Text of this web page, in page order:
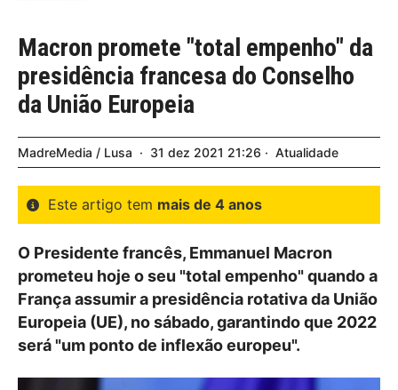
Macron promete "total empenho" da
presidência francesa do Conselho
da União Europeia
MadreMedia / Lusa 31 dez 2021 21:26 Atualidade
Este artigo tem mais de 4 anos
O Presidente francês, Emmanuel Macron
prometeu hoje o seu "total empenho" quando a
França assumir a presidência rotativa da União
Europeia (UE), no sábado, garantindo que 2022
será "um ponto de inflexão europeu".